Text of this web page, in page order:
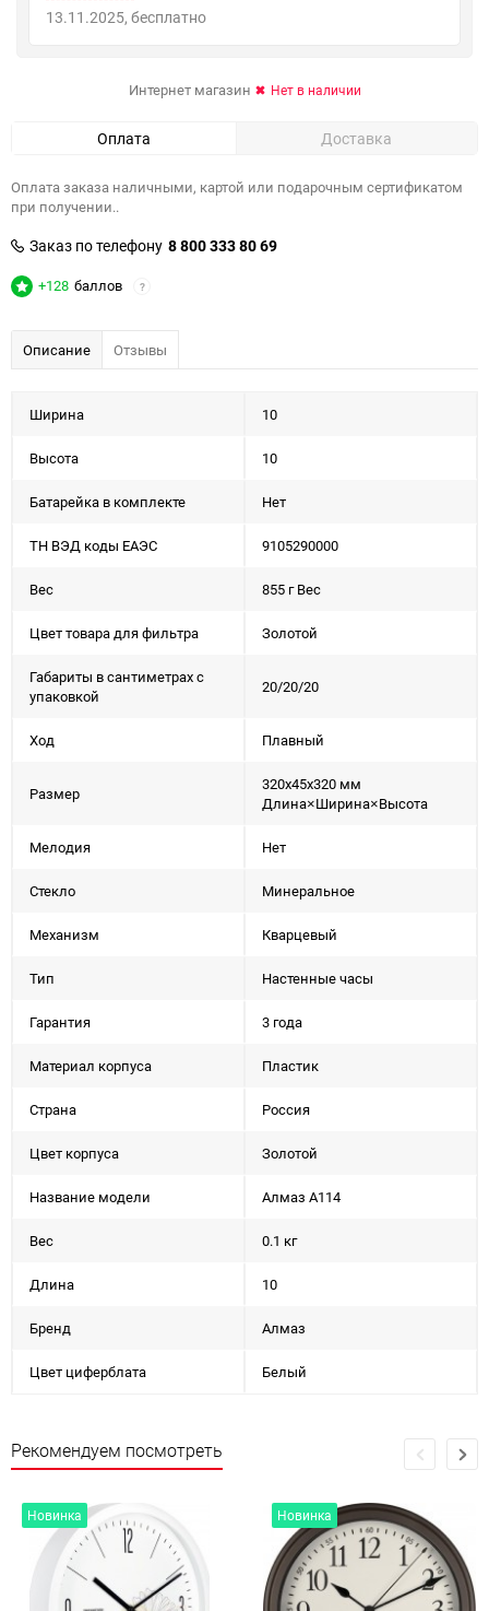
13.11.2025
Бесплатно
Интернет магазин Нет в наличии
Оплата Доставка
Оплата заказа наличными, картой или подарочным сертификатом
при получении..
Заказ по телефону 8 800 333 80 69
+128 баллов ?
Описание Отзывы
Ширина 10
Высота 10
Батарейка в комплекте Нет
ТН ВЭД коды ЕАЭС 9105290000
Вес 855 г Вес
Цвет товара для фильтра Золотой
Габариты в сантиметрах с
упаковкой
20/20/20
Ход Плавный
Размер
320x45x320 мм
Длина×Ширина×Высота
Мелодия Нет
Стекло Минеральное
Механизм Кварцевый
Тип Настенные часы
Гарантия 3 года
Материал корпуса Пластик
Страна Россия
Цвет корпуса Золотой
Название модели Алмаз А114
Вес 0.1 кг
Длина 10
Бренд Алмаз
Цвет циферблата Белый
Рекомендуем посмотреть
Новинка Новинка